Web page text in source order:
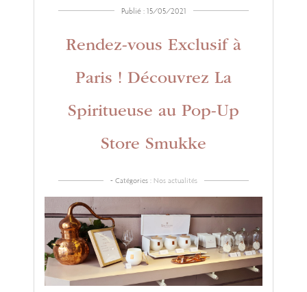
Publié : 15/05/2021
Rendez-vous Exclusif à
Paris ! Découvrez La
Spiritueuse au Pop-Up
Store Smukke
- Catégories : Nos actualités